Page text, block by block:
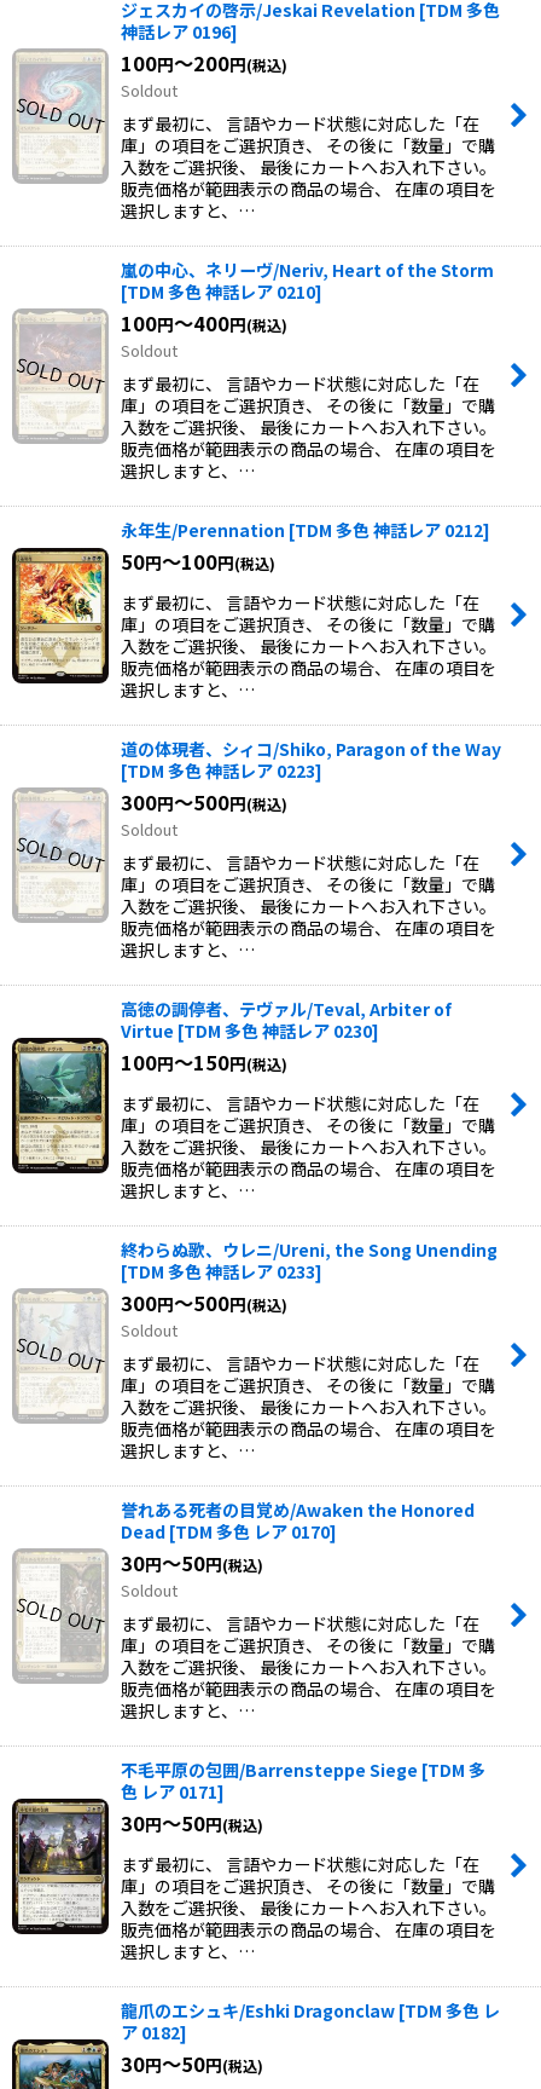
ジェスカイの啓示/Jeskai Revelation [TDM 多色
神話レア 0196]
100円～200円(税込)
Soldout
まず最初に、 言語やカード状態に対応した「在
庫」の項目をご選択頂き、 その後に「数量」で購
入数をご選択後、 最後にカートへお入れ下さい。
販売価格が範囲表示の商品の場合、 在庫の項目を
選択しますと、…
嵐の中心、ネリーヴ/Neriv, Heart of the Storm
[TDM 多色 神話レア 0210]
100円～400円(税込)
Soldout
まず最初に、 言語やカード状態に対応した「在
庫」の項目をご選択頂き、 その後に「数量」で購
入数をご選択後、 最後にカートへお入れ下さい。
販売価格が範囲表示の商品の場合、 在庫の項目を
選択しますと、…
永年生/Perennation [TDM 多色 神話レア 0212]
50円～100円(税込)
まず最初に、 言語やカード状態に対応した「在
庫」の項目をご選択頂き、 その後に「数量」で購
入数をご選択後、 最後にカートへお入れ下さい。
販売価格が範囲表示の商品の場合、 在庫の項目を
選択しますと、…
道の体現者、シィコ/Shiko, Paragon of the Way
[TDM 多色 神話レア 0223]
300円～500円(税込)
Soldout
まず最初に、 言語やカード状態に対応した「在
庫」の項目をご選択頂き、 その後に「数量」で購
入数をご選択後、 最後にカートへお入れ下さい。
販売価格が範囲表示の商品の場合、 在庫の項目を
選択しますと、…
高徳の調停者、テヴァル/Teval, Arbiter of
Virtue [TDM 多色 神話レア 0230]
100円～150円(税込)
まず最初に、 言語やカード状態に対応した「在
庫」の項目をご選択頂き、 その後に「数量」で購
入数をご選択後、 最後にカートへお入れ下さい。
販売価格が範囲表示の商品の場合、 在庫の項目を
選択しますと、…
終わらぬ歌、ウレニ/Ureni, the Song Unending
[TDM 多色 神話レア 0233]
300円～500円(税込)
Soldout
まず最初に、 言語やカード状態に対応した「在
庫」の項目をご選択頂き、 その後に「数量」で購
入数をご選択後、 最後にカートへお入れ下さい。
販売価格が範囲表示の商品の場合、 在庫の項目を
選択しますと、…
誉れある死者の目覚め/Awaken the Honored
Dead [TDM 多色 レア 0170]
30円～50円(税込)
Soldout
まず最初に、 言語やカード状態に対応した「在
庫」の項目をご選択頂き、 その後に「数量」で購
入数をご選択後、 最後にカートへお入れ下さい。
販売価格が範囲表示の商品の場合、 在庫の項目を
選択しますと、…
不毛平原の包囲/Barrensteppe Siege [TDM 多
色 レア 0171]
30円～50円(税込)
まず最初に、 言語やカード状態に対応した「在
庫」の項目をご選択頂き、 その後に「数量」で購
入数をご選択後、 最後にカートへお入れ下さい。
販売価格が範囲表示の商品の場合、 在庫の項目を
選択しますと、…
龍爪のエシュキ/Eshki Dragonclaw [TDM 多色 レ
ア 0182]
30円～50円(税込)